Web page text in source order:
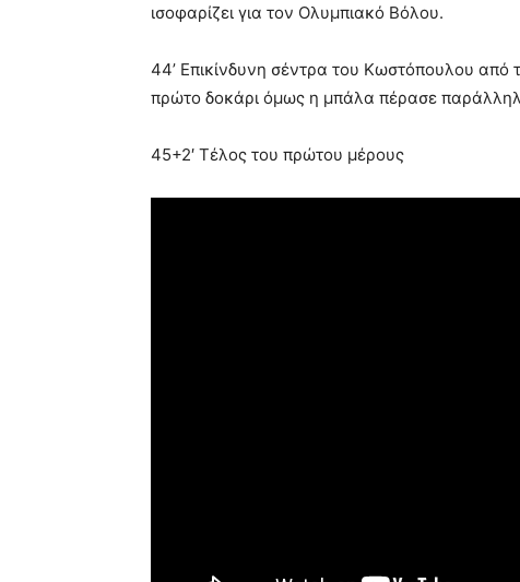
ισοφαρίζει για τον Ολυμπιακό Βόλου.
44’ Επικίνδυνη σέντρα του Κωστόπουλου από
πρώτο δοκάρι όμως η μπάλα πέρασε
45+2′ Τέλος του πρώτου μέρους